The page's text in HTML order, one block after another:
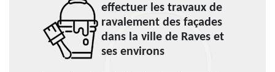
effectuer les travaux de
ravalement des façades
dans la ville de Raves et
ses environs